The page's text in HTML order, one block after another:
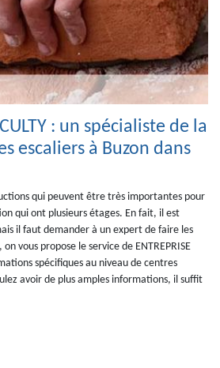
: un spécialiste de la
escaliers à Buzon dans
qui peuvent être très importantes pour
qui ont plusieurs étages. En fait, il est
il faut demander à un expert de faire les
vous propose le service de ENTREPRISE
spécifiques au niveau de centres
avoir de plus amples informations, il suffit